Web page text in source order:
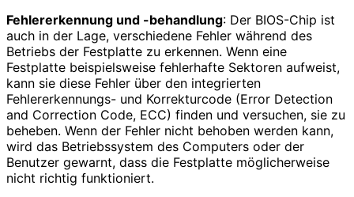
Fehlererkennung und -behandlung: Der BIOS-Chip ist
auch in der Lage, verschiedene Fehler während des
Betriebs der Festplatte zu erkennen. Wenn eine
Festplatte beispielsweise fehlerhafte Sektoren aufweist,
kann sie diese Fehler über den integrierten
Fehlererkennungs- und Korrekturcode (Error Detection
and Correction Code, ECC) finden und versuchen, sie zu
beheben. Wenn der Fehler nicht behoben werden kann,
wird das Betriebssystem des Computers oder der
Benutzer gewarnt, dass die Festplatte möglicherweise
nicht richtig funktioniert.